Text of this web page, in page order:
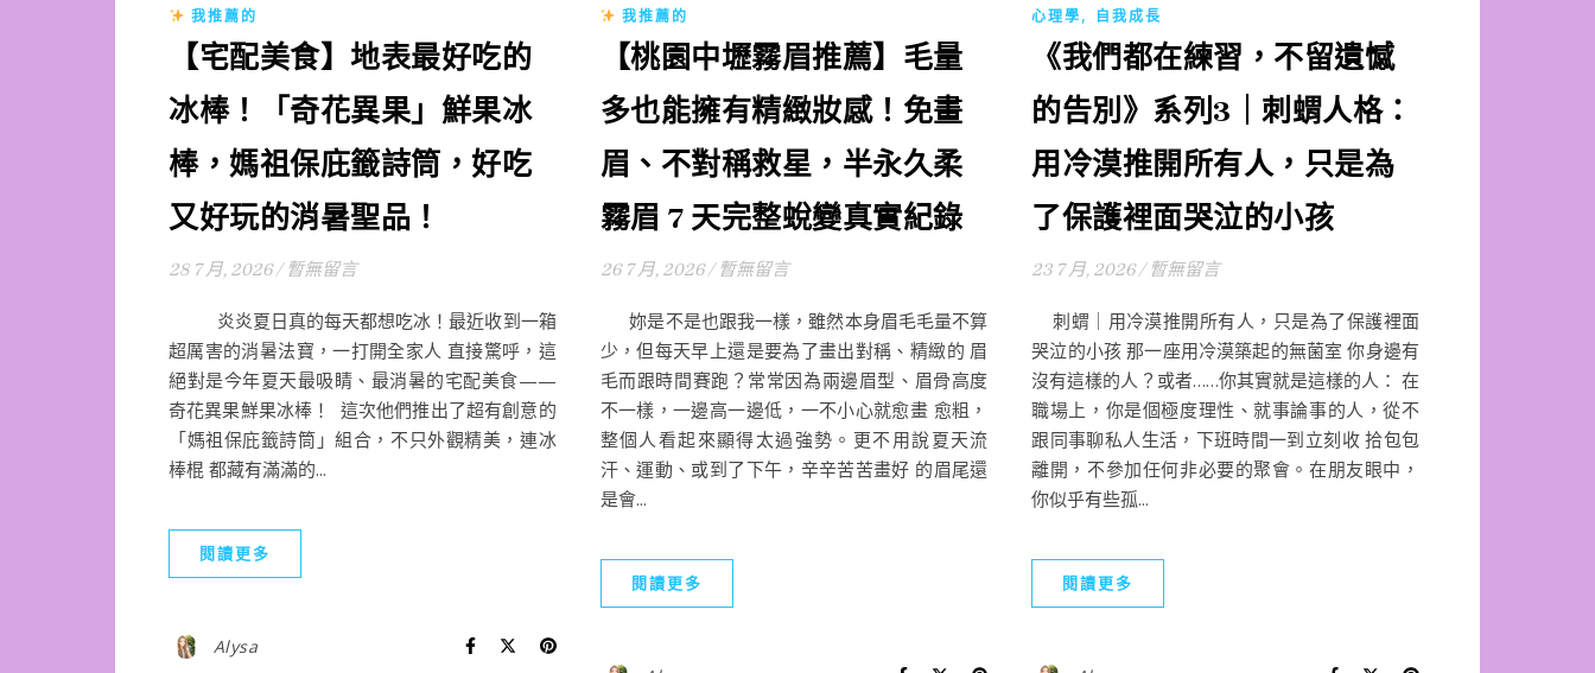
我推薦的
【宅配美食】地表最好吃的
冰棒！「奇花異果」鮮果冰
棒，媽祖保庇籤詩筒，好吃
又好玩的消暑聖品！
28 7 月, 2026 / 暫無留言
炎炎夏日真的每天都想吃冰！最近收到一箱
超厲害的消暑法寶，一打開全家人 直接驚呼，這
絕對是今年夏天最吸睛、最消暑的宅配美食——
奇花異果鮮果冰棒！ 這次他們推出了超有創意的
「媽祖保庇籤詩筒」組合，不只外觀精美，連冰
棒棍 都藏有滿滿的...
閱讀更多
Alysa
我推薦的
【桃園中壢霧眉推薦】毛量
多也能擁有精緻妝感！免畫
眉、不對稱救星，半永久柔
霧眉 7 天完整蛻變真實紀錄
26 7 月, 2026 / 暫無留言
妳是不是也跟我一樣，雖然本身眉毛毛量不算
少，但每天早上還是要為了畫出對稱、精緻的 眉
毛而跟時間賽跑？常常因為兩邊眉型、眉骨高度
不一樣，一邊高一邊低，一不小心就愈畫 愈粗，
整個人看起來顯得太過強勢。更不用說夏天流
汗、運動、或到了下午，辛辛苦苦畫好 的眉尾還
是會...
閱讀更多
心理學, 自我成長
《我們都在練習，不留遺憾
的告別》系列3｜刺蝟人格：
用冷漠推開所有人，只是為
了保護裡面哭泣的小孩
23 7 月, 2026 / 暫無留言
刺蝟｜用冷漠推開所有人，只是為了保護裡面
哭泣的小孩 那一座用冷漠築起的無菌室 你身邊有
沒有這樣的人？或者……你其實就是這樣的人： 在
職場上，你是個極度理性、就事論事的人，從不
跟同事聊私人生活，下班時間一到立刻收 拾包包
離開，不參加任何非必要的聚會。在朋友眼中，
你似乎有些孤...
閱讀更多